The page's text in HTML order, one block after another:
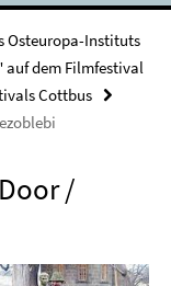
Osteuropa-Instituts
auf dem Filmfestival
Cottbus
/